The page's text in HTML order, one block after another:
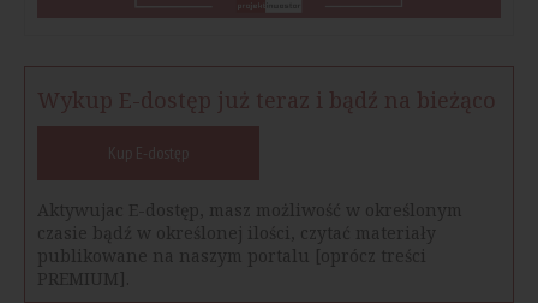
Wykup E-dostęp już teraz i bądź na bieżąco
Kup E-dostęp
Aktywujac E-dostęp, masz możliwość w określonym
czasie bądź w określonej ilości, czytać materiały
publikowane na naszym portalu [oprócz treści
PREMIUM].